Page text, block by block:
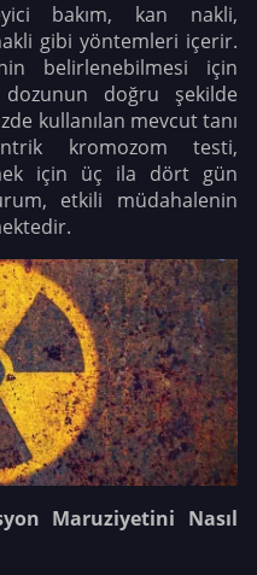
bakım, kan nakli,
gibi yöntemleri içerir.
belirlenebilmesi için
dozunun doğru şekilde
kullanılan mevcut tanı
kromozom testi,
için üç ila dört gün
etkili müdahalenin
Maruziyetini Nasıl